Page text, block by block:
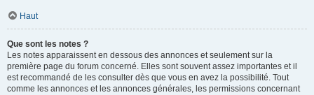
Haut
Que sont les notes ?
Les notes apparaissent en dessous des annonces et seulement sur la
première page du forum concerné. Elles sont souvent assez importantes et il
est recommandé de les consulter dès que vous en avez la possibilité. Tout
comme les annonces et les annonces générales, les permissions concernant